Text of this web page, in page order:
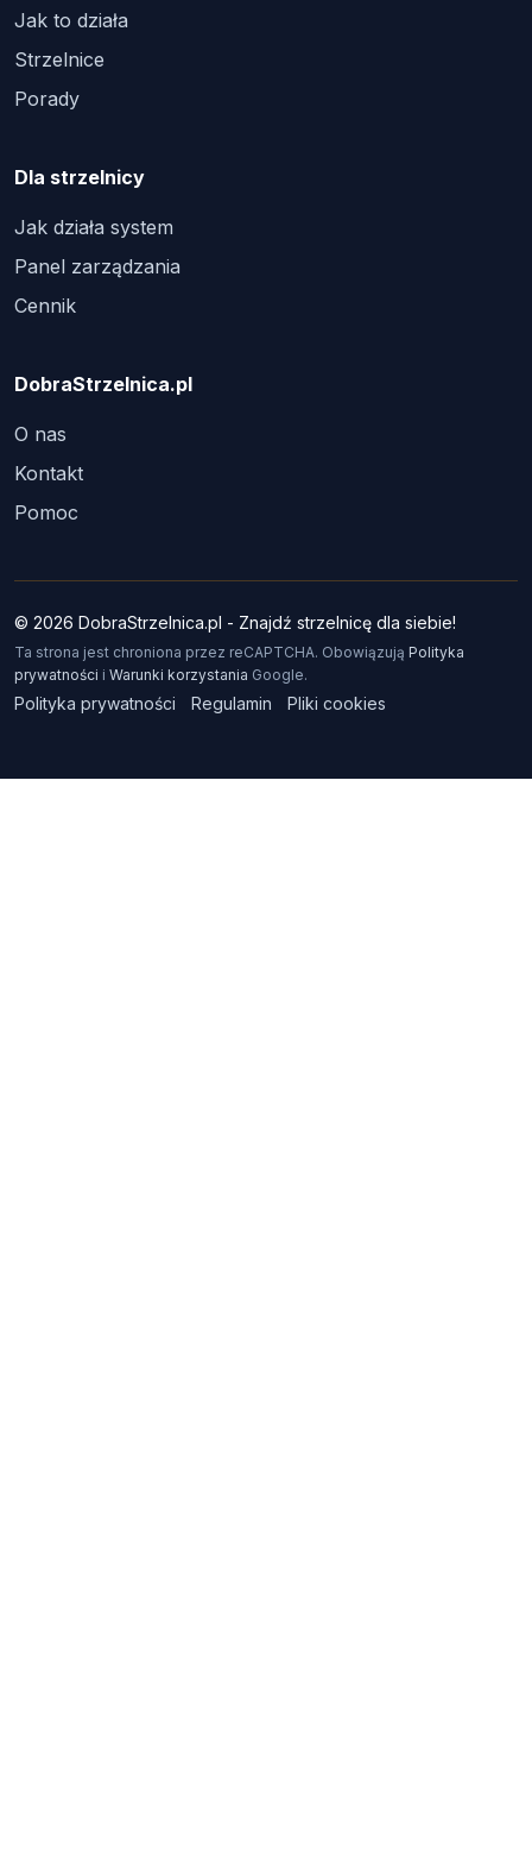
Jak to działa
Strzelnice
Porady
Dla strzelnicy
Jak działa system
Panel zarządzania
Cennik
DobraStrzelnica.pl
O nas
Kontakt
Pomoc
© 2026 DobraStrzelnica.pl - Znajdź strzelnicę dla siebie!
Ta strona jest chroniona przez reCAPTCHA. Obowiązują Polityka
prywatności i Warunki korzystania Google.
Polityka prywatności Regulamin Pliki cookies